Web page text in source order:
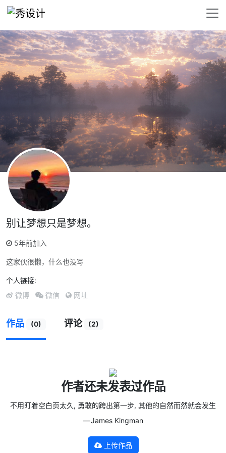
别让梦想只是梦想。
5年前加入
这家伙很懒，什么也没写
个人链接:
微博 微信 网址
作品 (0) 评论 (2)
作者还未发表过作品
不用盯着空白页太久, 勇敢的跨出第一步, 其他的自然而然就会发生
— James Kingman
上传作品